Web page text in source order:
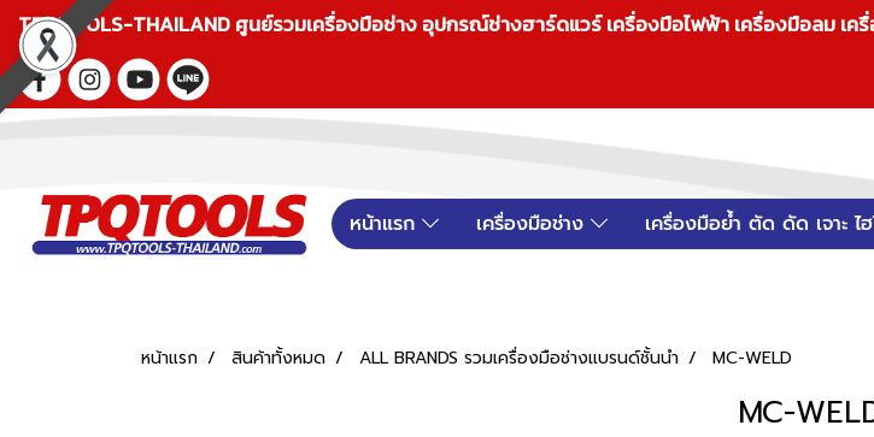
TPQTOOLS-THAILAND ศูนย์รวมเครื่องมือช่าง อุปกรณ์ช่างฮาร์ดแวร์ เครื่องมือไฟฟ้า เครื่องมือลม
หน้าแรก เครื่องมือช่าง เครื่องมือย้ำ ตัด ดัด เจาะ ไ
หน้าแรก สินค้าทั้งหมด ALL BRANDS รวมเครื่องมือช่างแบรนด์ชั้นนำ MC-WELD
MC-